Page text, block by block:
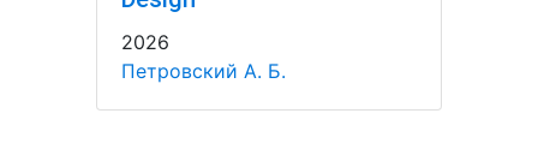
2026
Петровский А. Б.